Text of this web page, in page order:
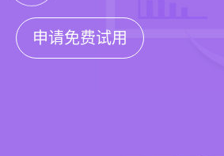
申请免费试用
申请免费试用
申请免费试用
申请免费试用